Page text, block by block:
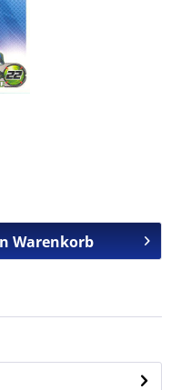
Warenkorb